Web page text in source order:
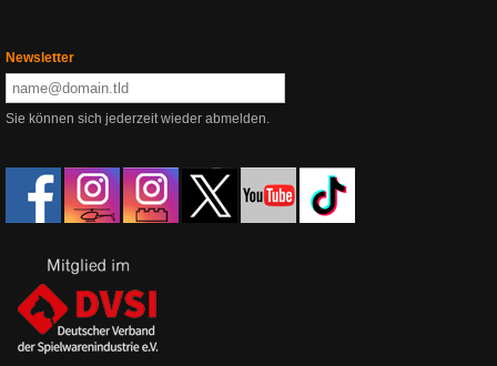
Newsletter
Sie können sich jederzeit wieder abmelden.